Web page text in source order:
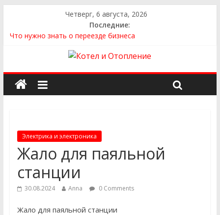
Четверг, 6 августа, 2026
Последние:
Что нужно знать о переезде бизнеса
Как выбрать сантехнику и отопление для дома в
Как найти идеальный каркасный дом для жизни за городом
и не ошибиться в выборе
Электрика и электроника
Жало для паяльной
станции
30.08.2024 Anna 0 Comments
Жало для паяльной станции